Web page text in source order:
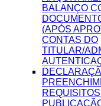
BALANÇO
(APÓS
CONTAS DO
TITULAR/